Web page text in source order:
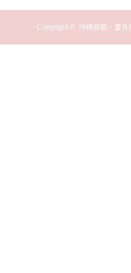
Copyright ©沖縄那覇・慶